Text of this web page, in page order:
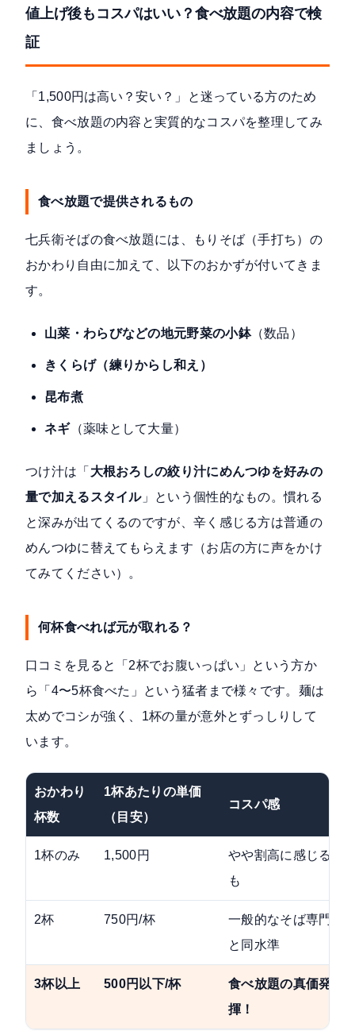
値上げ後もコスパはいい？食べ放題の内容で検
証
「1,500円は高い？安い？」と迷っている方のため
に、食べ放題の内容と実質的なコスパを整理してみ
ましょう。
食べ放題で提供されるもの
七兵衛そばの食べ放題には、もりそば（手打ち）の
おかわり自由に加えて、以下のおかずが付いてきま
す。
山菜・わらびなどの地元野菜の小鉢（数品）
きくらげ（練りからし和え）
昆布煮
ネギ （薬味として大量）
つけ汁は「 大根おろしの絞り汁にめんつゆを好みの
量で加えるスタイル」という個性的なもの。慣れる
と深みが出てくるのですが、辛く感じる方は普通の
めんつゆに替えてもらえます（お店の方に声をかけ
てみてください）。
何杯食べれば元が取れる？
口コミを見ると「2杯でお腹いっぱい」という方か
ら「4〜5杯食べた」という猛者まで様々です。麺は
太めでコシが強く、1杯の量が意外とずっしりして
います。
おかわり
杯数
1杯あたりの単価
（目安）
コスパ感
1杯のみ 1,500円
やや割高に感じるか
も
2杯 750円/杯
一般的なそば専門店
と同水準
3杯以上 500円以下/杯
食べ放題の真価発
揮！